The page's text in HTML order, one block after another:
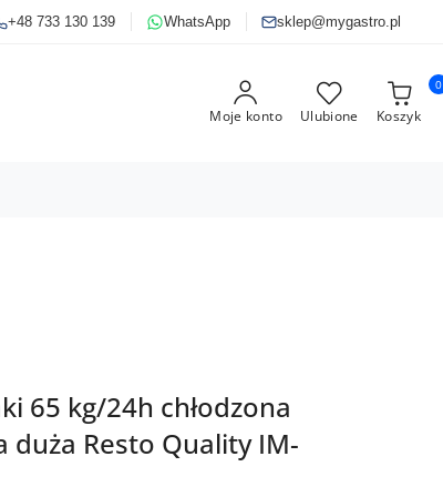
+48 733 130 139 WhatsApp sklep@mygastro.pl
Moje konto Ulubione Koszyk
0
65 kg/24h chłodzona
Resto Quality IM-